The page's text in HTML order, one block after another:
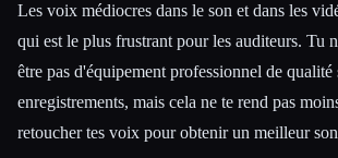
Les voix médiocres dans le son et dans les
qui est le plus frustrant pour les auditeurs. Tu
être pas d'équipement professionnel de
enregistrements, mais cela ne te rend pas
retoucher tes voix pour obtenir un meilleur